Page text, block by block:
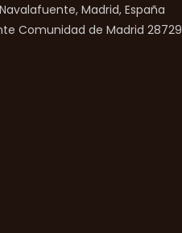
Madrid, España
Comunidad de Madrid 28729